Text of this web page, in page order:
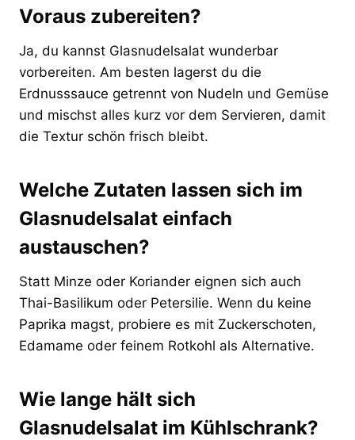
Voraus zubereiten?
Ja, du kannst Glasnudelsalat wunderbar
vorbereiten. Am besten lagerst du die
Erdnusssauce getrennt von Nudeln und Gemüse
und mischst alles kurz vor dem Servieren, damit
die Textur schön frisch bleibt.
Welche Zutaten lassen sich im
Glasnudelsalat einfach
austauschen?
Statt Minze oder Koriander eignen sich auch
Thai-Basilikum oder Petersilie. Wenn du keine
Paprika magst, probiere es mit Zuckerschoten,
Edamame oder feinem Rotkohl als Alternative.
Wie lange hält sich
Glasnudelsalat im Kühlschrank?